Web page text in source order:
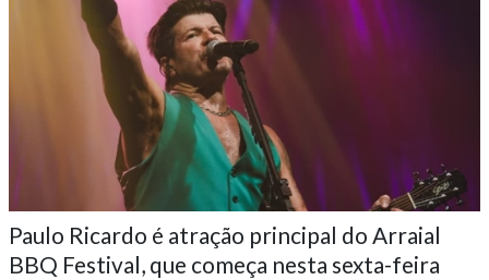
Paulo Ricardo é atração principal do Arraial
BBQ Festival, que começa nesta sexta-feira